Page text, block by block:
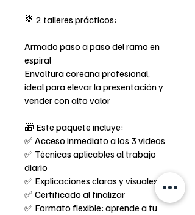
💐 2 talleres prácticos:
Armado paso a paso del ramo en
espiral
Envoltura coreana profesional,
ideal para elevar la presentación y
vender con alto valor
🎁 Este paquete incluye:
✅ Acceso inmediato a los 3 videos
✅ Técnicas aplicables al trabajo
diario
✅ Explicaciones claras y visuales
✅ Certificado al finalizar
✅ Formato flexible: aprende a tu